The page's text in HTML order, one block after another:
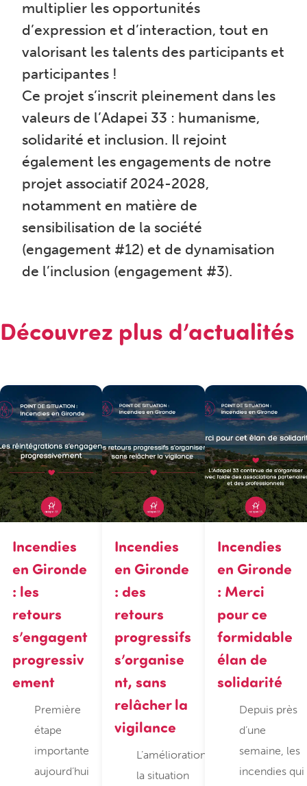
multiplier les opportunités
d’expression et d’interaction, tout en
valorisant les talents des participants et
participantes !
Ce projet s’inscrit pleinement dans les
valeurs de l’Adapei 33 : humanisme,
solidarité et inclusion. Il rejoint
également les engagements de notre
projet associatif 2024-2028,
notamment en matière de
sensibilisation de la société
(engagement #12) et de dynamisation
de l’inclusion (engagement #3).
Découvrez plus d’actualités
Incendies
en Gironde
: les
retours
s’engagent
progressiv
ement
Première
étape
importante
aujourd’hui
Incendies
en Gironde
: des
retours
progressifs
s’organise
nt, sans
relâcher la
vigilance
L’amélioration de
la situation
Incendies
en Gironde
: Merci
pour ce
formidable
élan de
solidarité
Depuis près
d’une
semaine, les
incendies qui